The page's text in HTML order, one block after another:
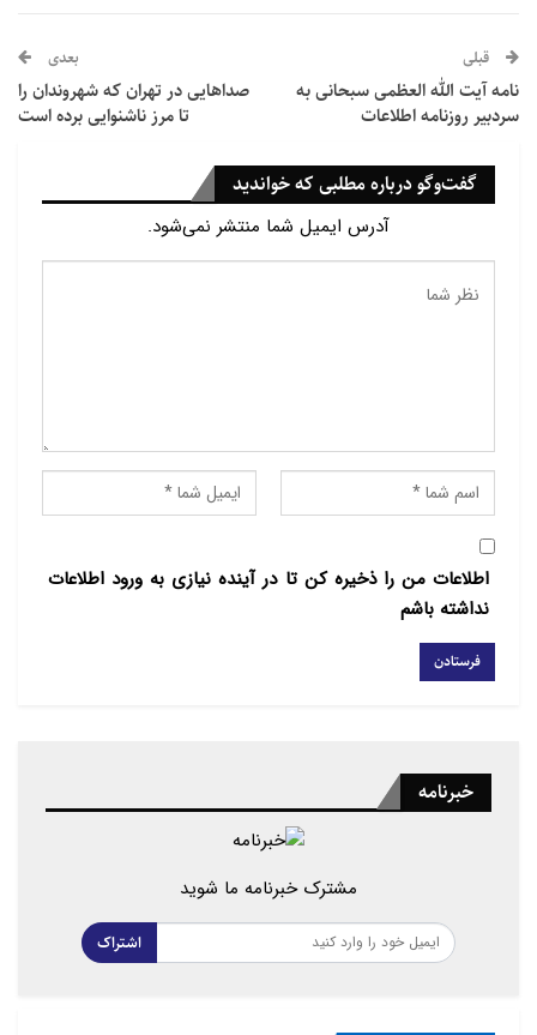
رئیس انجمن کلیمیان شیراز نیز گفت:
«کلیمیان همچون سال‌های گذشته در راهپیمایی ۲۲ بهمن
شرکت می‌کنند. جامعه کلیمیان شیراز همراه با هموطنان با
حضور در راهپیمایی یوم الله ۲۲ بهمن، مثل همیشه
همبستگی خود را با آحاد ملت ایران اعلام می‌کند.
روز پیروزی انقلاب اسلامی مسئله‌ای ملی و متعلق به همه
پایان پیام/م
قبلی
نامه آیت الله العظمی سبحانی به
سردبیر روزنامه اطلاعات
بعدی
صداهایی در تهران که شهروندان را
تا مرز ناشنوایی برده‌ است
گفت‌وگو درباره مطلبی که خواندید
آدرس ایمیل شما منتشر نمی‌شود.
اطلاعات من را ذخیره کن تا در آینده نیازی به ورود اطلاعات
نداشته باشم
خبرنامه
مشترک خبرنامه ما شوید
اشتراک